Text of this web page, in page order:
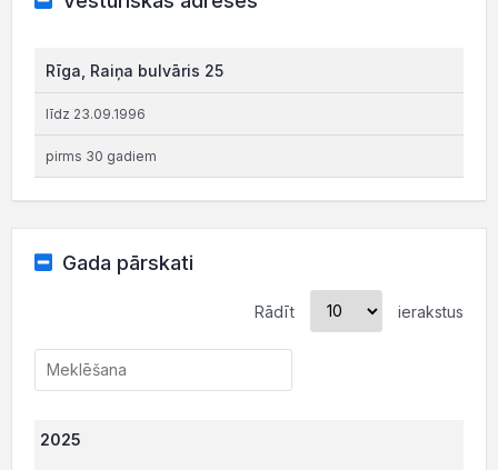
Rīga, Raiņa bulvāris 25
līdz 23.09.1996
pirms 30 gadiem
Gada pārskati
Rādīt ierakstus
2025